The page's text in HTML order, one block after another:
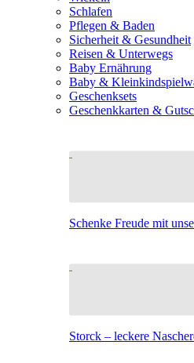
Schlafen
Pflegen & Baden
Sicherheit & Gesundheit
Reisen & Unterwegs
Baby Ernährung
Baby &
Geschenksets
Geschenkkarten &
Schenke Freude mit
Storck – leckere